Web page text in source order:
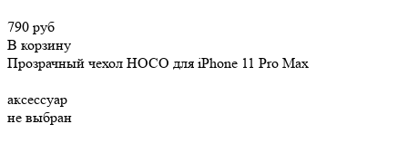
790 руб
В корзину
Прозрачный чехол HOCO для iPhone 11 Pro Max
аксессуар
не выбран